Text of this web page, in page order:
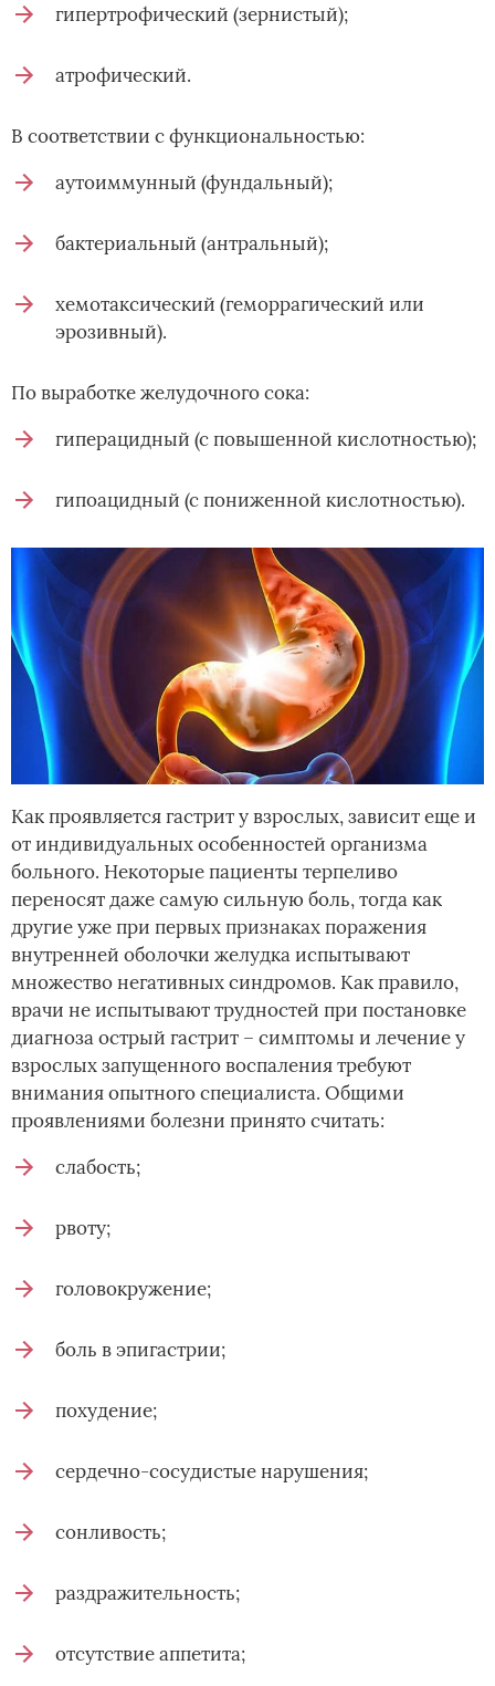
гипертрофический (зернистый);
атрофический.
В соответствии с функциональностью:
аутоиммунный (фундальный);
бактериальный (антральный);
хемотаксический (геморрагический или
эрозивный).
По выработке желудочного сока:
гиперацидный (с повышенной кислотностью);
гипоацидный (с пониженной кислотностью).
Как проявляется гастрит у взрослых, зависит еще и
от индивидуальных особенностей организма
больного. Некоторые пациенты терпеливо
переносят даже самую сильную боль, тогда как
другие уже при первых признаках поражения
внутренней оболочки желудка испытывают
множество негативных синдромов. Как правило,
врачи не испытывают трудностей при постановке
диагноза острый гастрит – симптомы и лечение у
взрослых запущенного воспаления требуют
внимания опытного специалиста. Общими
проявлениями болезни принято считать:
слабость;
рвоту;
головокружение;
боль в эпигастрии;
похудение;
сердечно-сосудистые нарушения;
сонливость;
раздражительность;
отсутствие аппетита;